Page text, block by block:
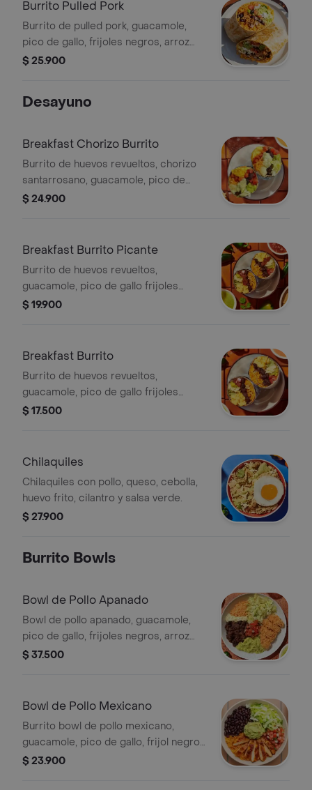
Burrito Pulled Pork
Burrito de pulled pork, guacamole,
pico de gallo, frijoles negros, arroz
achiote, lechuga y queso.
$ 25.900
Desayuno
Breakfast Chorizo Burrito
Burrito de huevos revueltos, chorizo
santarrosano, guacamole, pico de
gallo frijoles negros, arroz achiote,
$ 24.900
Breakfast Burrito Picante
Burrito de huevos revueltos,
guacamole, pico de gallo frijoles
negros, arroz achiote, lechuga, queso
$ 19.900
Breakfast Burrito
Burrito de huevos revueltos,
guacamole, pico de gallo frijoles
negros, arroz achiote, lechuga, queso
$ 17.500
Chilaquiles
Chilaquiles con pollo, queso, cebolla,
huevo frito, cilantro y salsa verde.
$ 27.900
Burrito Bowls
Bowl de Pollo Apanado
Bowl de pollo apanado, guacamole,
pico de gallo, frijoles negros, arroz
achiote y lechuga.
$ 37.500
Bowl de Pollo Mexicano
Burrito bowl de pollo mexicano,
guacamole, pico de gallo, frijol negro,
arroz achiote y lechuga. *Producto
$ 23.900